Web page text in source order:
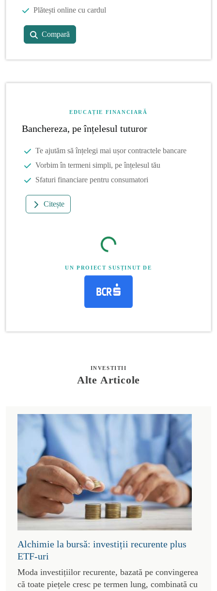
Plătești online cu cardul
Compară
EDUCAȚIE FINANCIARĂ
Banchereza, pe înțelesul tuturor
Te ajutăm să înțelegi mai ușor contractele bancare
Vorbim în termeni simpli, pe înțelesul tău
Sfaturi financiare pentru consumatori
Citește
UN PROIECT SUSȚINUT DE
INVESTITII
Alte Articole
Alchimie la bursă: investiții recurente plus
ETF-uri
Moda investițiilor recurente, bazată pe convingerea
că toate piețele cresc pe termen lung, combinată cu